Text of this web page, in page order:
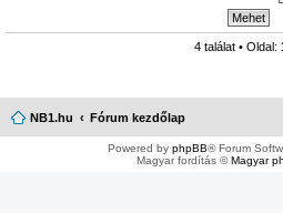
4 találat • Oldal:
NB1.hu Fórum kezdőlap
Powered by phpBB® Forum
Magyar fordítás ©Magyar